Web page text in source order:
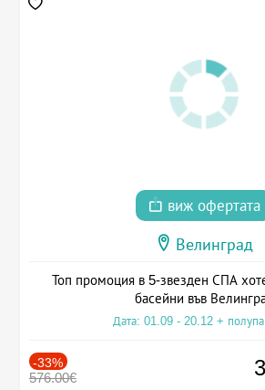
виж офертата
Велинград
Топ промоция в 5-звезден СПА
басейни във
Дата: 01.09 - 20.12 +
-33%
576.00€